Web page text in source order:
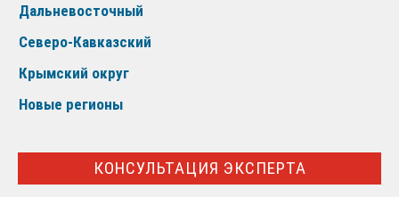
Дальневосточный
Северо-Кавказский
Крымский округ
Новые регионы
КОНСУЛЬТАЦИЯ ЭКСПЕРТА